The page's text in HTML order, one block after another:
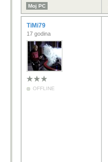
Moj PC
TiMi79
17 godina
OFFLINE